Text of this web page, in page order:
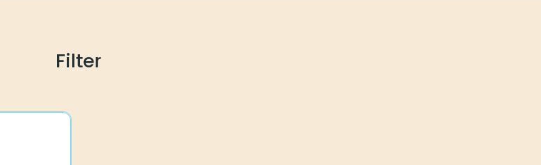
Filter